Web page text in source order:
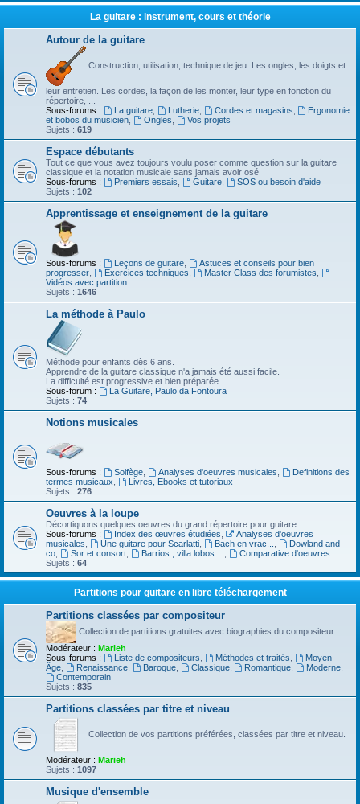
La guitare : instrument, cours et théorie
Autour de la guitare
Construction, utilisation, technique de jeu. Les ongles, les doigts et
leur entretien. Les cordes, la façon de les monter, leur type en fonction du
répertoire, ...
Sous-forums :
La guitare, Lutherie, Cordes et magasins
Ergonomie
et bobos du musicien
Ongles
Vos projets
Sujets : 619
Espace débutants
Tout ce que vous avez toujours voulu poser comme question sur la guitare
classique et la notation musicale sans jamais avoir osé
Sous-forums :
Premiers essais Guitare,
SOS ou besoin d'aide
Sujets : 102
Apprentissage et enseignement de la guitare
Sous-forums : Leçons de guitare,
Astuces et conseils pour bien
progresser
Exercices techniques Master Class des forumistes
Vidéos avec partition
Sujets : 1646
La méthode à Paulo
Méthode pour enfants dès 6 ans.
Apprendre de la guitare classique n'a jamais été aussi facile.
La difficulté est progressive et bien préparée.
Sous-forum :
La Guitare, Paulo da Fontoura
Sujets : 74
Notions musicales
Sous-forums : Solfège, Analyses d'oeuvres musicales
Definitions des
termes musicaux
Livres, Ebooks et tutoriaux
Sujets : 276
Oeuvres à la loupe
Décortiquons quelques oeuvres du grand répertoire pour guitare
Sous-forums :
Index des œuvres étudiées
Analyses d'oeuvres
musicales
Une guitare pour Scarlatti, Bach en vrac...
Dowland and
co
Sor et consort, Barrios , villa lobos ...
Comparative d'oeuvres
Sujets : 64
Partitions pour guitare en libre téléchargement
Partitions classées par compositeur
Collection de partitions gratuites avec biographies du compositeur
Modérateur : Marieh
Sous-forums :
Liste de compositeurs Méthodes et traités
Moyen-
Âge
Renaissance, Baroque, Classique, Romantique Moderne
Contemporain
Sujets : 835
Partitions classées par titre et niveau
Collection de vos partitions préférées, classées par titre et niveau.
Modérateur : Marieh
Sujets : 1097
Musique d'ensemble